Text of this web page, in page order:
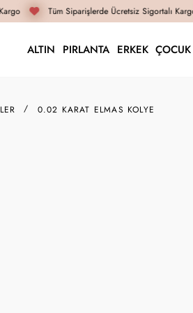
Tüm Siparişlerde Ücretsiz Sigortalı Kargo
ALTIN PIRLANTA ERKEK ÇOCUK
0.02 KARAT ELMAS KOLYE